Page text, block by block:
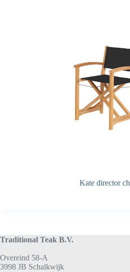
Kate director
Traditional Teak B.V.
Overeind 58-A
3998 JB Schalkwijk